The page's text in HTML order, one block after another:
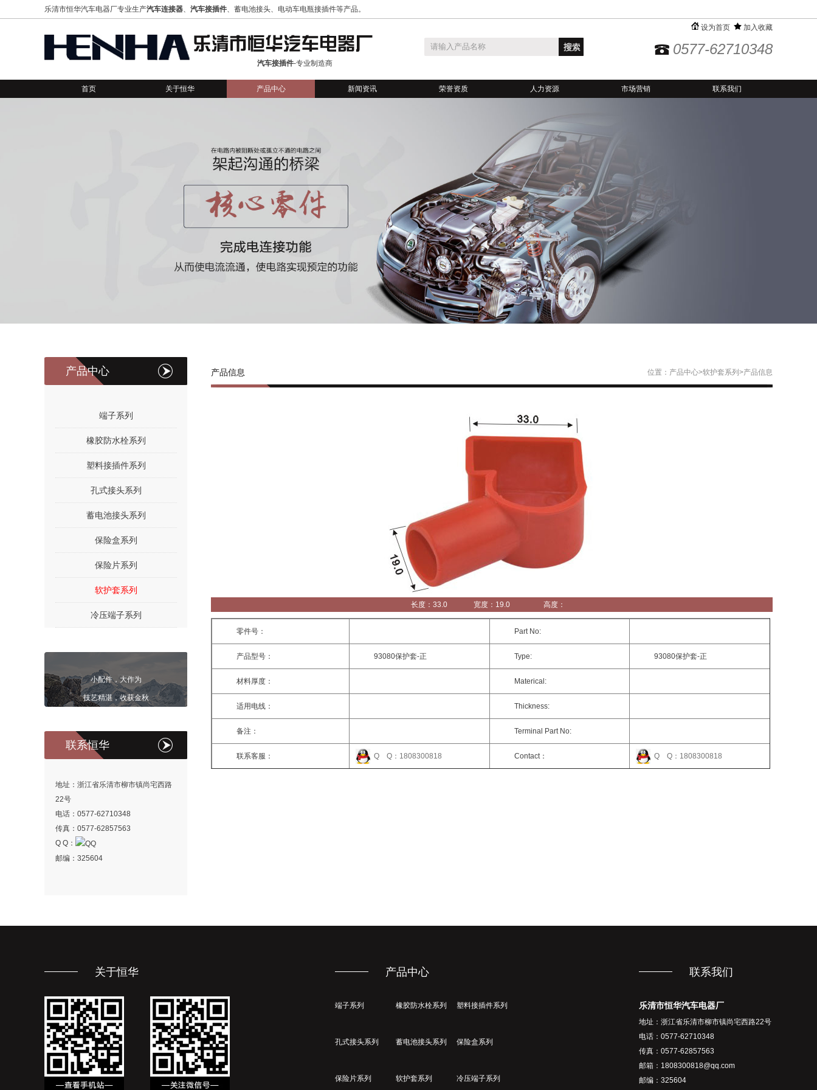
乐清市恒华汽车电器厂专业生产汽车连接器、 汽车接插件、蓄电池接头、电动车电瓶接插件等产品。
设为首页 加入收藏
汽车接插件-专业制造商
0577-62710348
首页 关于恒华 产品中心 新闻资讯 荣誉资质 人力资源 市场营销 联系我们
产品中心
端子系列
橡胶防水栓系列
塑料接插件系列
孔式接头系列
蓄电池接头系列
保险盒系列
保险片系列
软护套系列
冷压端子系列
小配件，大作为
技艺精湛，收获金秋
联系恒华
地址：浙江省乐清市柳市镇尚宅西路
22号
电话：0577-62710348
传真：0577-62857563
Q Q：
邮编：325604
产品信息 位置： 产品中心>软护套系列 >产品信息
长度：33.0 宽度：19.0 高度：
零件号： Part No:
产品型号： 93080保护套-正 Type: 93080保护套-正
材料厚度： Materical:
适用电线： Thickness:
备注： Terminal Part No:
联系客服： Q Q：1808300818 Contact： Q Q：1808300818
关于恒华 产品中心
端子系列 橡胶防水栓系列 塑料接插件系列
孔式接头系列 蓄电池接头系列 保险盒系列
保险片系列 软护套系列 冷压端子系列
联系我们
乐清市恒华汽车电器厂
地址：浙江省乐清市柳市镇尚宅西路22号
电话：0577-62710348
传真：0577-62857563
邮箱： 1808300818@qq.com
邮编：325604